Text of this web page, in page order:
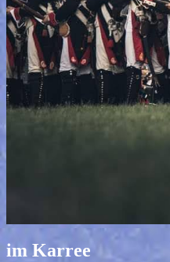
im Karree